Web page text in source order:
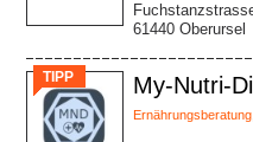
61440 Oberursel
TIPP My-Nutri-
Ernährungsberatung